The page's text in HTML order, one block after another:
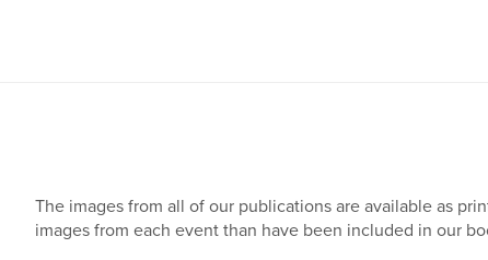
The images from all of our publications are available as
images from each event than have been included in our